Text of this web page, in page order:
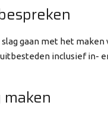
slag gaan met het
inclusief in-